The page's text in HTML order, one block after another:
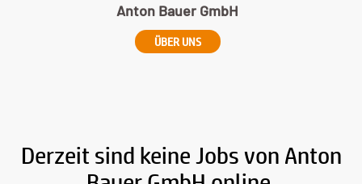
Anton Bauer GmbH
ÜBER UNS
Derzeit sind keine Jobs von Anton